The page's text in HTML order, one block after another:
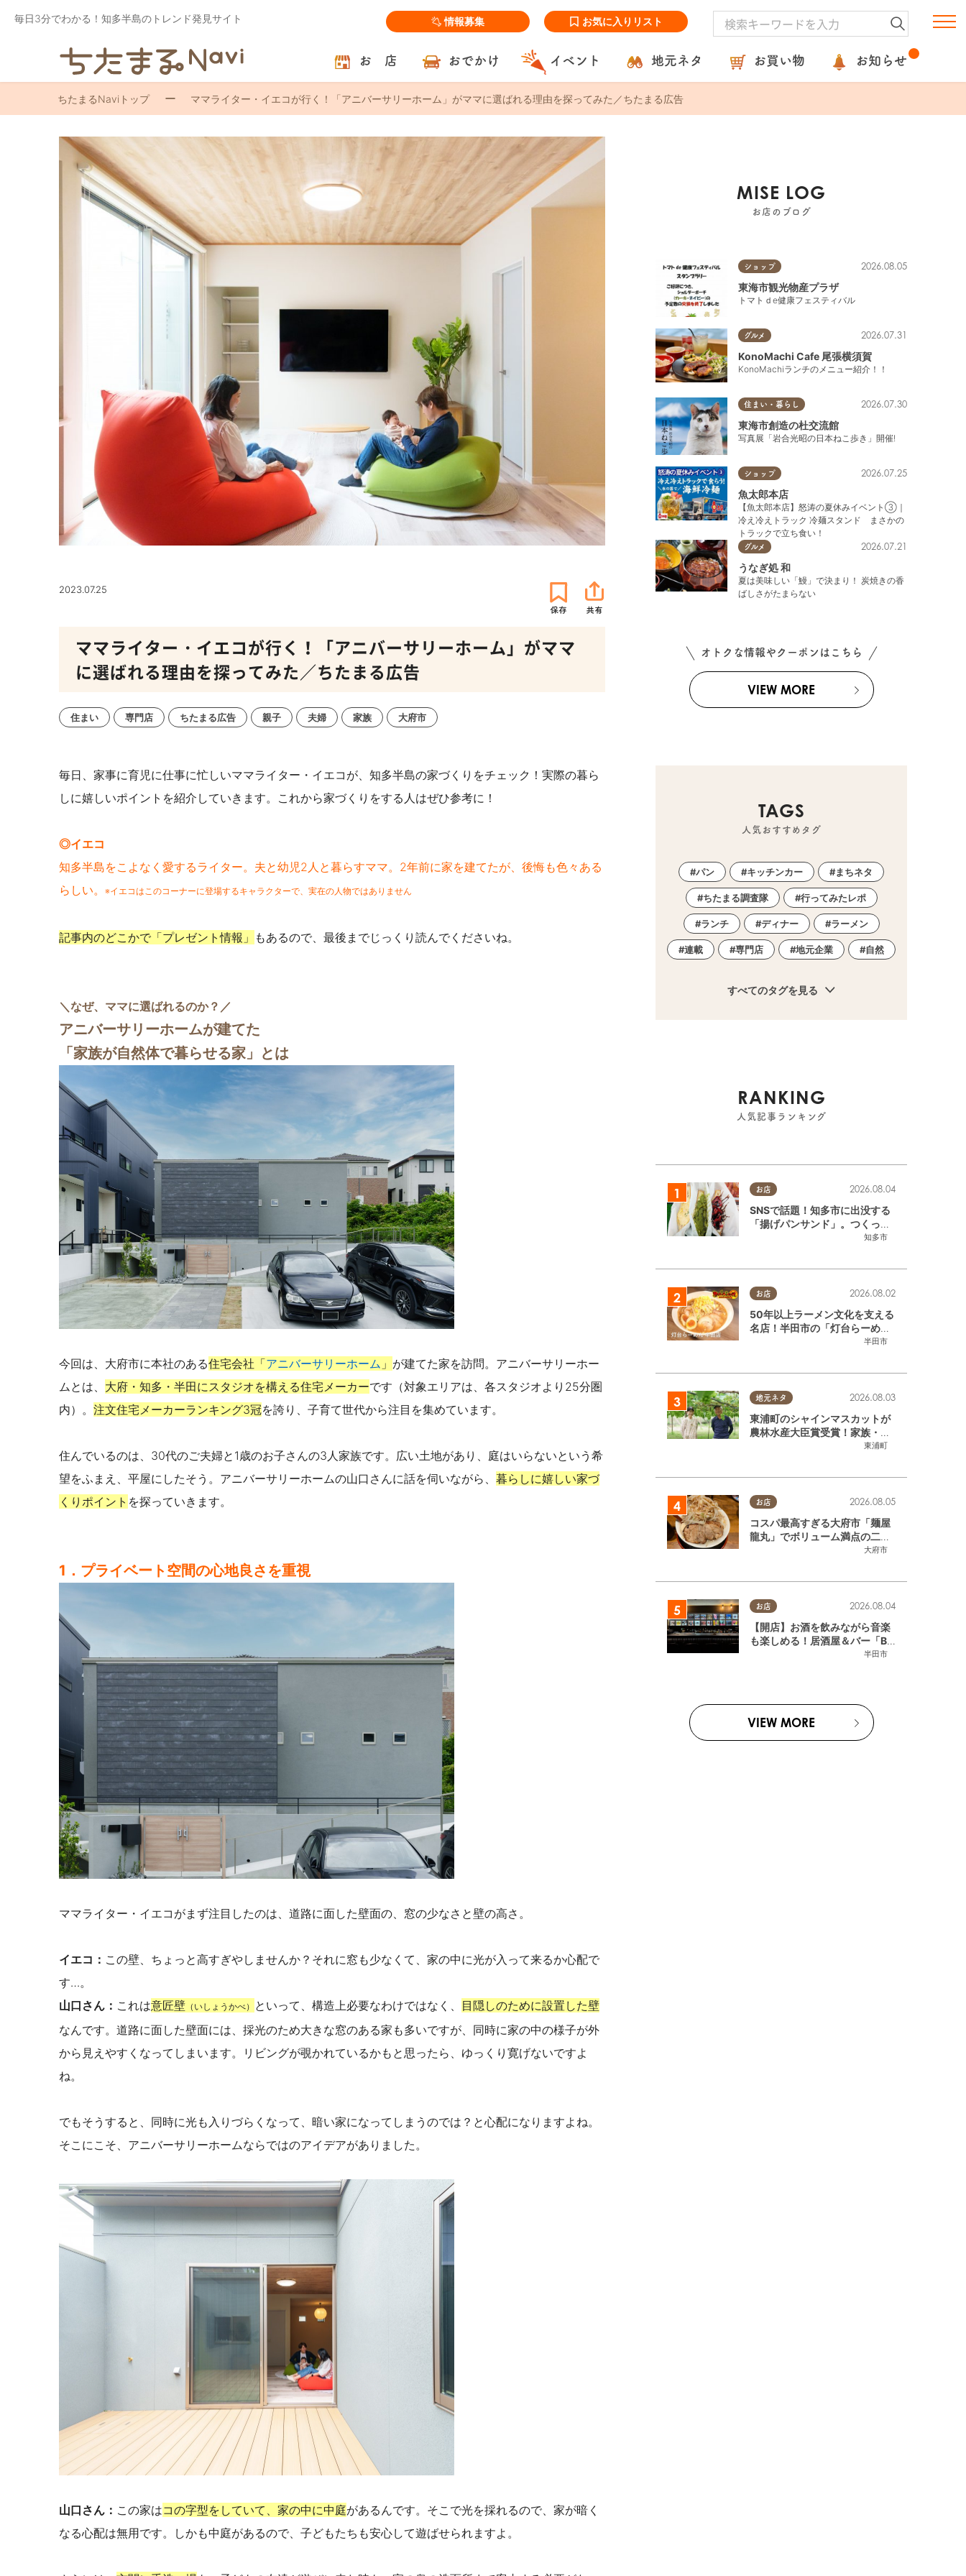
毎日3分でわかる！知多半島のトレンド発見サイト 情報募集 お気に入りリスト
お 店 おでかけ イベント 地元ネタ お買い物 お知らせ
ちたまるNaviトップ ママライター・イエコが行く！「アニバーサリーホーム」がママに選ばれる理由を探ってみた／ちたまる広告
2023.07.25
ママライター・イエコが行く！「アニバーサリーホーム」がママ
に選ばれる理由を探ってみた／ちたまる広告
住まい 専門店 ちたまる広告 親子 夫婦 家族 大府市
毎日、家事に育児に仕事に忙しいママライター・イエコが、知多半島の家づくりをチェック！実際の暮ら
しに嬉しいポイントを紹介していきます。これから家づくりをする人はぜひ参考に！
◎イエコ
知多半島をこよなく愛するライター。夫と幼児2人と暮らすママ。2年前に家を建てたが、後悔も色々ある
らしい。
※イエコはこのコーナーに登場するキャラクターで、実在の人物ではありません
記事内のどこかで「プレゼント情報」 もあるので、最後までじっくり読んでくださいね。
＼なぜ、ママに選ばれるのか？／
アニバーサリーホームが建てた
「家族が自然体で暮らせる家」とは
今回は、大府市に本社のある住宅会社「アニバーサリーホーム 」 が建てた家を訪問。アニバーサリーホー
ムとは、 大府・知多・半田にスタジオを構える住宅メーカーです（対象エリアは、各スタジオより25分圏
内）。 注文住宅メーカーランキング3冠を誇り、子育て世代から注目を集めています。
住んでいるのは、30代のご夫婦と1歳のお子さんの3人家族です。広い土地があり、庭はいらないという希
望をふまえ、平屋にしたそう。アニバーサリーホームの山口さんに話を伺いながら、 暮らしに嬉しい家づ
くりポイント を探っていきます。
1．プライベート空間の心地良さを重視
ママライター・イエコがまず注目したのは、道路に面した壁面の、窓の少なさと壁の高さ。
イエコ： この壁、ちょっと高すぎやしませんか？それに窓も少なくて、家の中に光が入って来るか心配で
す…。
山口さん： これは意匠壁 （いしょうかべ） といって、構造上必要なわけではなく、 目隠しのために設置した壁
なんです。道路に面した壁面には、採光のため大きな窓のある家も多いですが、同時に家の中の様子が外
から見えやすくなってしまいます。リビングが覗かれているかもと思ったら、ゆっくり寛げないですよ
ね。
でもそうすると、同時に光も入りづらくなって、暗い家になってしまうのでは？と心配になりますよね。
そこにこそ、アニバーサリーホームならではのアイデアがありました。
山口さん： この家はコの字型をしていて、家の中に中庭があるんです。そこで光を採れるので、家が暗く
なる心配は無用です。
しかも中庭があるので、子どもたちも安心して遊ばせられますよ。
MISE LOG
お店のブログ
ショップ 2026.08.05
東海市観光物産プラザ
トマトｄe健康フェスティバル
グルメ 2026.07.31
KonoMachi Cafe 尾張横須賀
KonoMachiランチのメニュー紹介！！
住まい・暮らし 2026.07.30
東海市創造の杜交流館
写真展「岩合光昭の日本ねこ歩き」開催!
ショップ 2026.07.25
魚太郎本店
【魚太郎本店】怒涛の夏休みイベント③｜
冷え冷えトラック 冷麺スタンド まさかの
トラックで立ち食い！
グルメ 2026.07.21
うなぎ処 和
夏は美味しい「鰻」で決まり！ 炭焼きの香
ばしさがたまらない
オトクな情報やクーポンはこちら
VIEW MORE
TAGS
人気おすすめタグ
パン キッチンカー まちネタ
ちたまる調査隊 行ってみたレポ
ランチ ディナー ラーメン
連載 専門店 地元企業 自然
すべてのタグを見る
RANKING
人気記事ランキング
お店
知多市
2026.08.04
SNSで話題！知多市に出没する
「揚げパンサンド」。つくって
いるのはお祭りお兄さん!?【ち
お店
半田市
2026.08.02
50年以上ラーメン文化を支える
名店！半田市の「灯台らーめん
半田店」へ【熱血ラーメン伝 8
地元ネタ
東浦町
2026.08.03
東浦町のシャインマスカットが
農林水産大臣賞受賞！家族・仲
間と歩んだ「水野農園」ブドウ
お店
大府市
2026.08.05
コスパ最高すぎる大府市「麺屋
龍丸」でボリューム満点の二郎
系ラーメンを堪能してきた
お店
半田市
2026.08.04
【開店】お酒を飲みながら音楽
も楽しめる！居酒屋＆バー「BL
OOMY (ブルーミー)」が7/3
VIEW MORE